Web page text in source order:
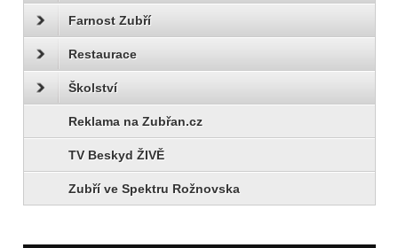
Farnost Zubří
Restaurace
Školství
Reklama na Zubřan.cz
TV Beskyd ŽIVĚ
Zubří ve Spektru Rožnovska